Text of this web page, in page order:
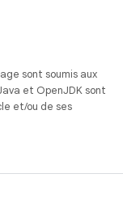
sont soumis aux
et OpenJDK sont
et/ou de ses